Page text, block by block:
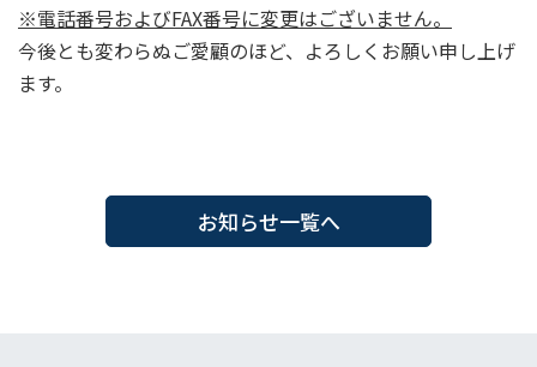
※電話番号およびFAX番号に変更はございません。
今後とも変わらぬご愛顧のほど、よろしくお願い申し上げ
ます。
お知らせ一覧へ